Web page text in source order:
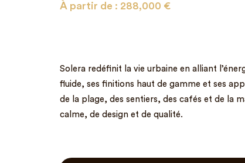
À partir de : 288,000 €
Solera redéfinit la vie urbaine en alliant
fluide, ses finitions haut de gamme et ses
de la plage, des sentiers, des cafés et de la
calme, de design et de qualité.